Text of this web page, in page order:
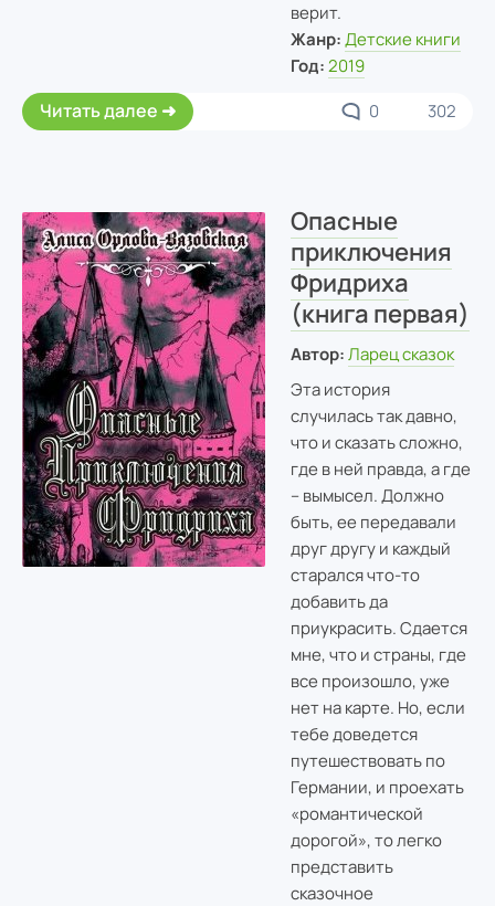
верит.
Жанр: Детские книги
Год: 2019
Читать далее 0 302
Опасные
приключения
Фридриха
(книга первая)
Автор: Ларец сказок
Эта история
случилась так давно,
что и сказать сложно,
где в ней правда, а где
– вымысел. Должно
быть, ее передавали
друг другу и каждый
старался что-то
добавить да
приукрасить. Сдается
мне, что и страны, где
все произошло, уже
нет на карте. Но, если
тебе доведется
путешествовать по
Германии, и проехать
«романтической
дорогой», то легко
представить
сказочное